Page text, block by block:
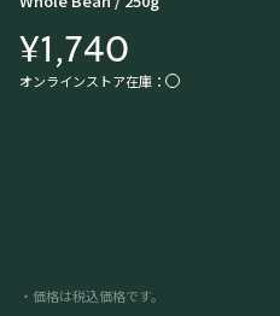
¥1,740
オンラインストア在庫：
・価格は税込価格です。